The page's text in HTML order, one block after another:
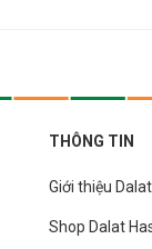
THÔNG TIN
Giới thiệu
Shop Dalat